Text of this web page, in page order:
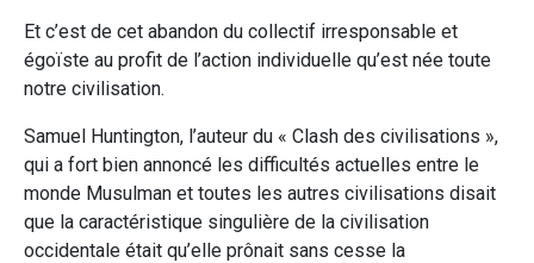
Et c’est de cet abandon du collectif irresponsable et
égoïste au profit de l’action individuelle qu’est née toute
notre civilisation.
Samuel Huntington, l’auteur du « Clash des civilisations »,
qui a fort bien annoncé les difficultés actuelles entre le
monde Musulman et toutes les autres civilisations disait
que la caractéristique singulière de la civilisation
occidentale était qu’elle prônait sans cesse la